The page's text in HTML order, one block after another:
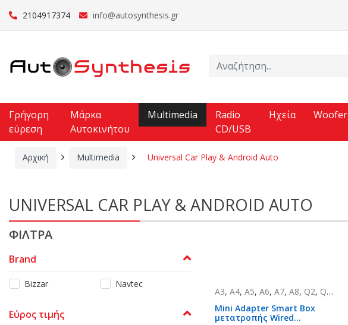
2104917374 info@autosynthesis.gr
Γρήγορη
εύρεση
Μάρκα
Αυτοκινήτου
Multimedia
Radio
CD/USB
Ηχεία Woofer
Αρχική Multimedia Universal Car Play & Android Auto
UNIVERSAL CAR PLAY & ANDROID AUTO
ΦΙΛΤΡΑ
Brand
Bizzar Navtec
Εύρος τιμής
A3, A4, A5, A6, A7, A8, Q2, Q5 ,
Mini Adapter Smart Box
μετατροπής Wired